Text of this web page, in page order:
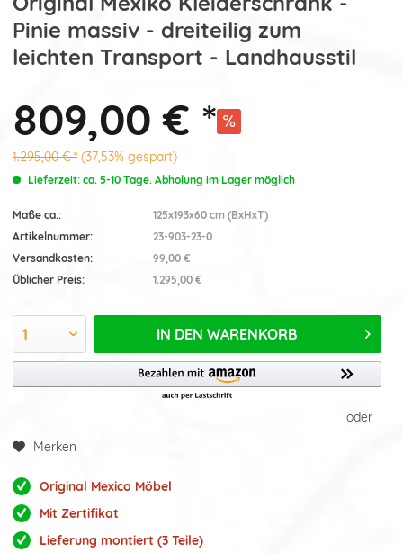
Pinie massiv - dreiteilig zum
leichten Transport - Landhausstil
809,00 € *
1.295,00 € * (37,53% gespart)
Lieferzeit: ca. 5-10 Tage. Abholung im Lager möglich
Maße ca.:
125x193x60 cm (BxHxT)
Artikelnummer:
23-903-23-0
Versandkosten:
99,00 €
Üblicher Preis:
1.295,00 €
IN DEN WARENKORB
oder
Merken
Original Mexico Möbel
Mit Zertifikat
Lieferung montiert (3 Teile)